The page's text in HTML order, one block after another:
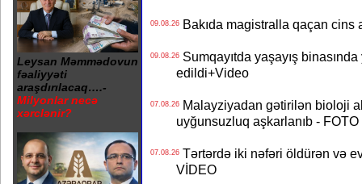
Leysan Məmmədovun
fəaliyyəti
araşdırılacaq….-
Milyonlar necə
xərclənir?
09.08.26Bakıda magistralla qaçan cins
09.08.26Sumqayıtda yaşayış
edildi+Video
07.08.26Malayziyadan gətirilən bioloji
uyğunsuzluq aşkarlanıb - FOTO
07.08.26Tərtərdə iki nəfəri öldürən və
VİDEO